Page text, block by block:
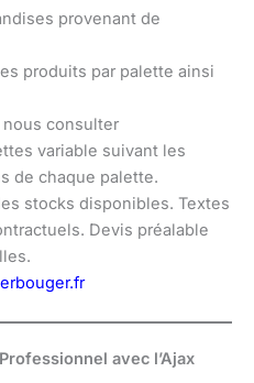
provenant de
produits par palette ainsi
consulter
variable suivant les
de chaque palette.
stocks disponibles. Textes
Devis préalable
avec l’Ajax